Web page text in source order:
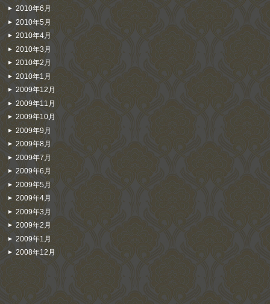
2010年6月
2010年5月
2010年4月
2010年3月
2010年2月
2010年1月
2009年12月
2009年11月
2009年10月
2009年9月
2009年8月
2009年7月
2009年6月
2009年5月
2009年4月
2009年3月
2009年2月
2009年1月
2008年12月